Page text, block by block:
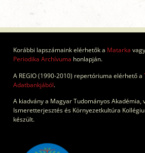
Korábbi lapszámaink elérhetők a Matarka
Periodika Archívuma honlapján.
A REGIO (1990-2010) repertóriuma elérhető a
Adatbankjából.
A kiadvány a Magyar Tudományos Akadémia,
Ismeretterjesztés és Környezetkultúra
készült.